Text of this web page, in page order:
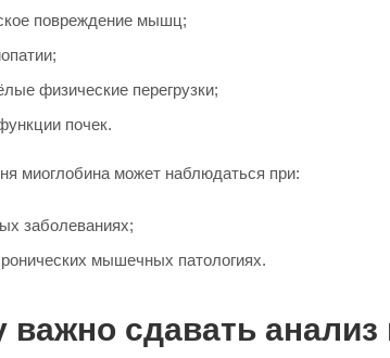
повреждение мышц;
физические перегрузки;
почек.
миоглобина может наблюдаться при:
заболеваниях;
мышечных патологиях.
важно сдавать анализ